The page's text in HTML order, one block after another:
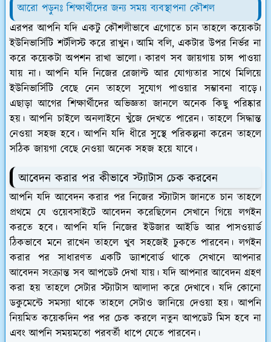
আরো পড়ুনঃ শিক্ষার্থীদের জন্য সময় ব্যবস্থাপনা কৌশল
এরপর আপনি যদি একটু কৌশলীভাবে এগোতে চান তাহলে কয়েকটা
ইউনিভার্সিটি শর্টলিস্ট করে রাখুন। আমি বলি, একটার উপর নির্ভর না
করে কয়েকটা অপশন রাখা ভালো। কারণ সব জায়গায় চান্স পাওয়া
যায় না। আপনি যদি নিজের রেজাল্ট আর যোগ্যতার সাথে মিলিয়ে
ইউনিভার্সিটি বেছে নেন তাহলে সুযোগ পাওয়ার সম্ভাবনা বাড়ে।
এছাড়া আগের শিক্ষার্থীদের অভিজ্ঞতা জানলে অনেক কিছু পরিষ্কার
হয়। আপনি চাইলে অনলাইনে খুঁজে দেখতে পারেন। তাহলে সিদ্ধান্ত
নেওয়া সহজ হবে। আপনি যদি ধীরে সুস্থে পরিকল্পনা করেন তাহলে
সঠিক জায়গা বেছে নেওয়া অনেক সহজ হয়ে যাবে।
আবেদন করার পর কীভাবে স্ট্যাটাস চেক করবেন
আপনি যদি আবেদন করার পর নিজের স্ট্যাটাস জানতে চান তাহলে
প্রথমে যে ওয়েবসাইটে আবেদন করেছিলেন সেখানে গিয়ে লগইন
করতে হবে। আপনি যদি নিজের ইউজার আইডি আর পাসওয়ার্ড
ঠিকভাবে মনে রাখেন তাহলে খুব সহজেই ঢুকতে পারবেন। লগইন
করার পর সাধারণত একটি ড্যাশবোর্ড থাকে সেখানে আপনার
আবেদন সংক্রান্ত সব আপডেট দেখা যায়। যদি আপনার আবেদন গ্রহণ
করা হয় তাহলে সেটার স্ট্যাটাস আলাদা করে দেখাবে। যদি কোনো
ডকুমেন্টে সমস্যা থাকে তাহলে সেটাও জানিয়ে দেওয়া হয়। আপনি
নিয়মিত কয়েকদিন পর পর চেক করলে নতুন আপডেট মিস হবে না
এবং আপনি সময়মতো পরবর্তী ধাপে যেতে পারবেন।